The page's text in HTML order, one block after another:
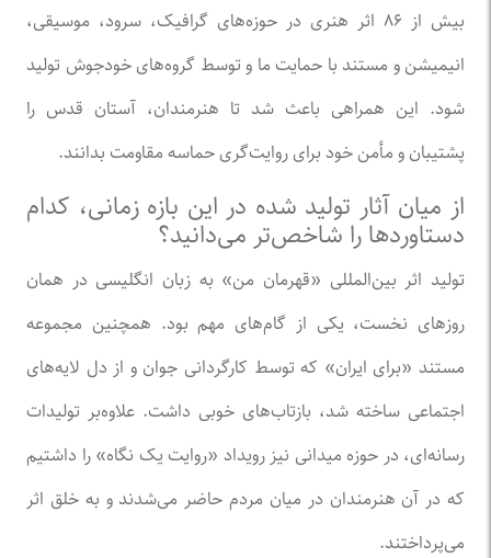
بیش از ۸۶ اثر هنری در حوزه‌های گرافیک، سرود، موسیقی،
انیمیشن و مستند با حمایت ما و توسط گروه‌های خودجوش تولید
شود. این همراهی باعث شد تا هنرمندان، آستان قدس را
پشتیبان و مأمن خود برای روایت‌گری حماسه مقاومت بدانند.
از میان آثار تولید شده در این بازه زمانی، کدام
دستاورد‌ها را شاخص‌تر می‌دانید؟
تولید اثر بین‌المللی «قهرمان من» به زبان انگلیسی در همان
روز‌های نخست، یکی از گام‌های مهم بود. همچنین مجموعه
مستند «برای ایران» که توسط کارگردانی جوان و از دل لایه‌های
اجتماعی ساخته شد، بازتاب‌های خوبی داشت. علاوه‌بر تولیدات
رسانه‌ای، در حوزه میدانی نیز رویداد «روایت یک نگاه» را داشتیم
که در آن هنرمندان در میان مردم حاضر می‌شدند و به خلق اثر
می‌پرداختند.